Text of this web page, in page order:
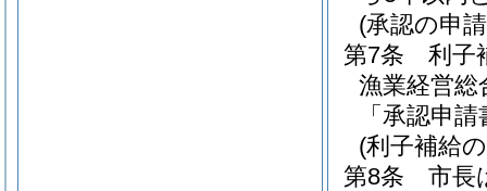
(承認の申
第7条
利子
漁業経営総
「承認申
(利子補給
第8条
市長